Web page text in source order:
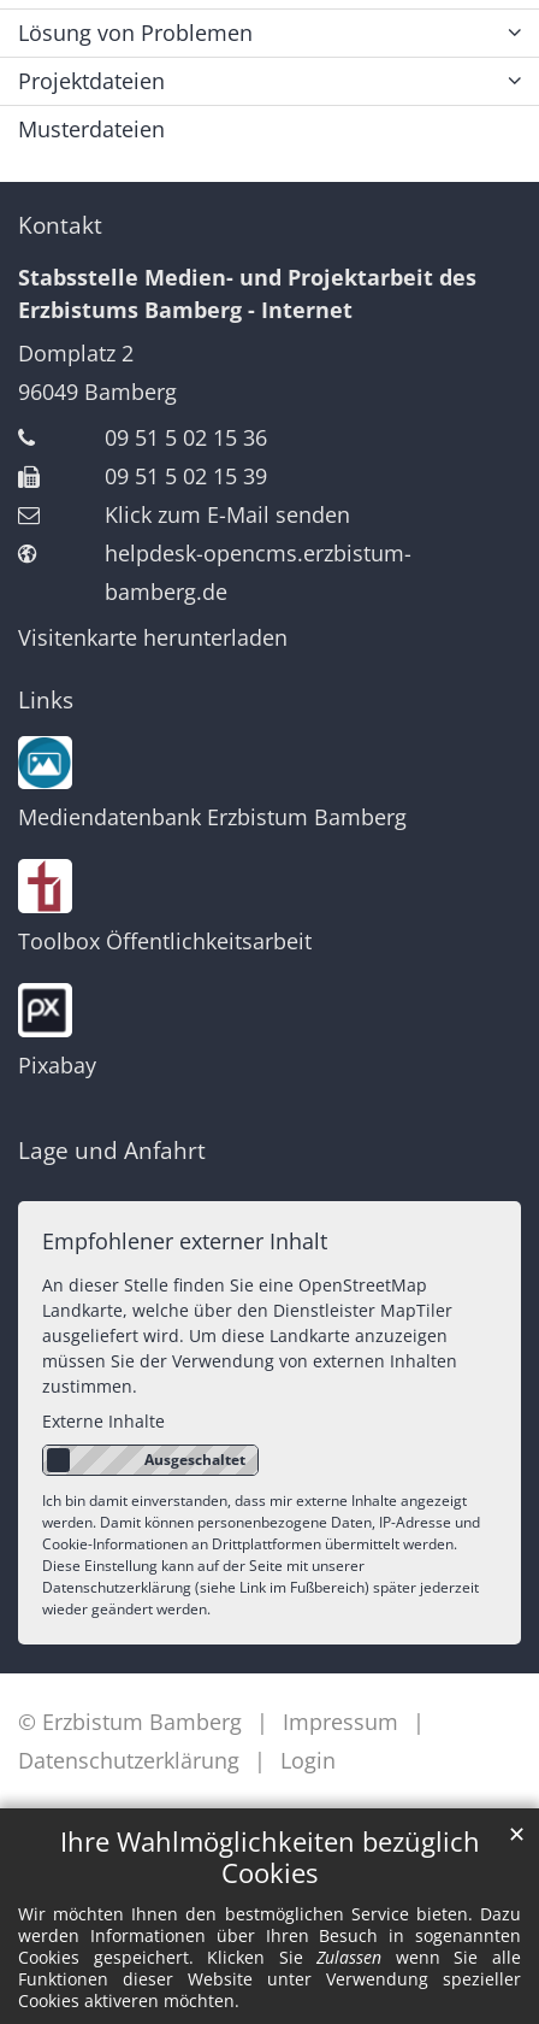
Ihre Wahlmöglichkeiten bezüglich
Cookies
Wir möchten Ihnen den bestmöglichen Service bieten. Dazu
werden Informationen über Ihren Besuch in sogenannten
Cookies gespeichert. Klicken SieZulassen wenn Sie alle
Funktionen dieser Website unter Verwendung spezieller
Cookies aktiveren möchten.
✕
Lösung von Problemen
Projektdateien
Musterdateien
Kontakt
Stabsstelle Medien- und Projektarbeit des
Erzbistums Bamberg - Internet
Domplatz 2
96049 Bamberg
09 51 5 02 15 36
09 51 5 02 15 39
Klick zum E-Mail senden
helpdesk-opencms.erzbistum-
bamberg.de
Visitenkarte herunterladen
Links
Mediendatenbank Erzbistum Bamberg
Toolbox Öffentlichkeitsarbeit
Pixabay
Lage und Anfahrt
Empfohlener externer Inhalt
An dieser Stelle finden Sie eine OpenStreetMap
Landkarte, welche über den Dienstleister MapTiler
ausgeliefert wird. Um diese Landkarte anzuzeigen
müssen Sie der Verwendung von externen Inhalten
zustimmen.
Externe Inhalte
Ich bin damit einverstanden, dass mir externe Inhalte angezeigt
werden. Damit können personenbezogene Daten, IP-Adresse und
Cookie-Informationen an Drittplattformen übermittelt werden.
Diese Einstellung kann auf der Seite mit unserer
Datenschutzerklärung (siehe Link im Fußbereich) später jederzeit
wieder geändert werden.
© Erzbistum Bamberg
Impressum
Datenschutzerklärung
Login